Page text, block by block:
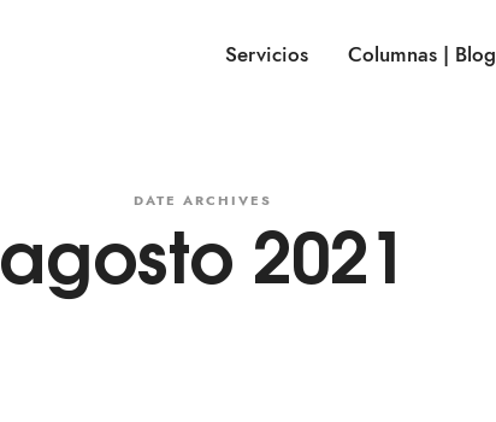
Servicios Columnas | Blog
DATE ARCHIVES
agosto 2021